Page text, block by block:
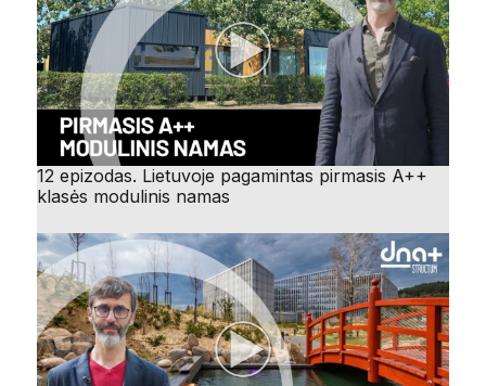
12 epizodas. Lietuvoje pagamintas pirmasis A++
klasės modulinis namas